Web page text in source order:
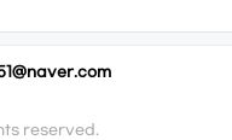
reserved.